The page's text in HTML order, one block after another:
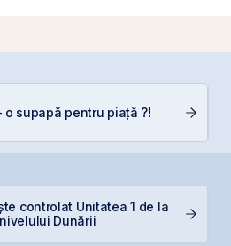
o supapă pentru piață ?!
controlat Unitatea 1 de la
Dunării